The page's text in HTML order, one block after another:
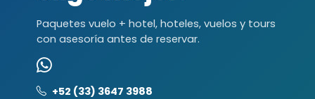
Paquetes vuelo + hotel, hoteles, vuelos y tours
con asesoría antes de reservar.
+52 (33) 3647 3988